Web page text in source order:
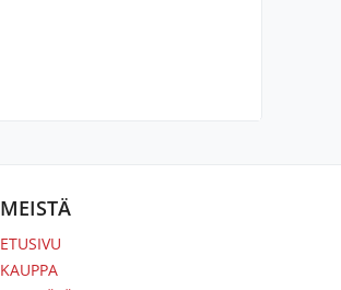
MEISTÄ
ETUSIVU
KAUPPA